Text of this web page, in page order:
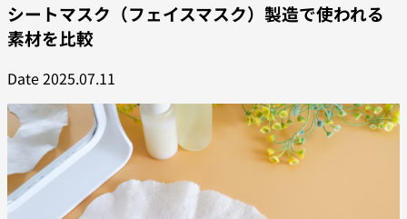
シートマスク（フェイスマスク）製造で使われる
素材を比較
Date2025.07.11